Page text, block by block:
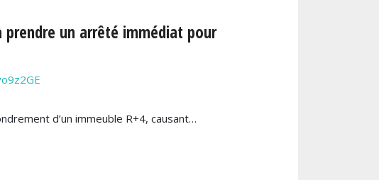
un arrêté immédiat pour
d’un immeuble R+4, causant…